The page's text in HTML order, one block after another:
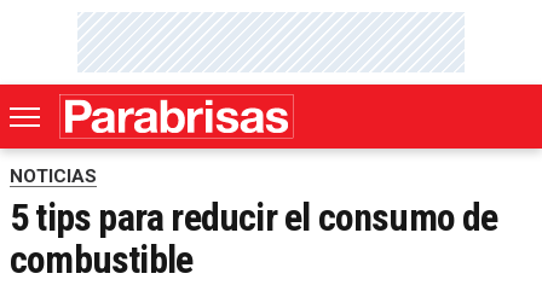
NOTICIAS
5 tips para reducir el consumo de
combustible